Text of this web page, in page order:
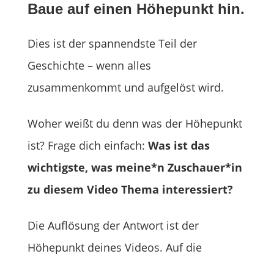
Baue auf einen Höhepunkt hin.
Dies ist der spannendste Teil der
Geschichte – wenn alles
zusammenkommt und aufgelöst wird.
Woher weißt du denn was der Höhepunkt
ist? Frage dich einfach: Was ist das
wichtigste, was meine*n Zuschauer*in
zu diesem Video Thema interessiert?
Die Auflösung der Antwort ist der
Höhepunkt deines Videos. Auf die